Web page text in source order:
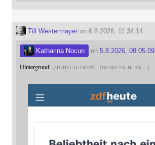
Till Westermayeron 6.8.2026, 11:34:14
Katharina Nocun on 5.8.2026, 08:05:09
Hintergrund: ZDFHEUTE.DE/POLITIK/DEUTSCHLAN